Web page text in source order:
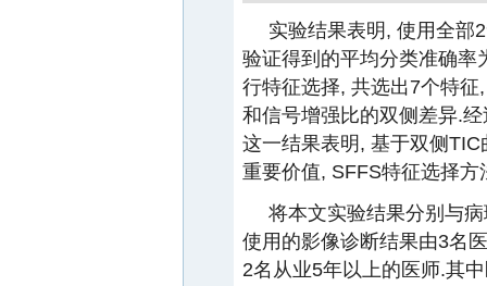
实验结果表明, 使用全部
验证得到的平均分类准确率
行特征选择, 共选出7个特
和信号增强比的双侧差异.
这一结果表明, 基于双侧
重要价值, SFFS特征选择
将本文实验结果分别与
使用的影像诊断结果由3名
2名从业5年以上的医师.其